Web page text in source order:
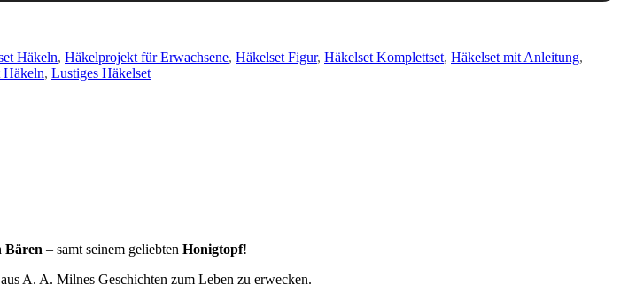
Häkeln, Häkelprojekt für Erwachsene, Häkelset Figur, Häkelset Komplettset, Häkelset mit Anleitung,
Häkeln, Lustiges Häkelset
Bären – samt seinem geliebten Honigtopf!
A. A. Milnes Geschichten zum Leben zu erwecken.